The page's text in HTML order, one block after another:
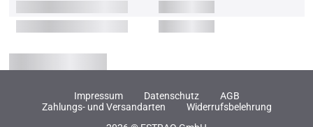
Impressum Datenschutz
AGB
Zahlungs- und Versandarten
Widerrufsbelehrung